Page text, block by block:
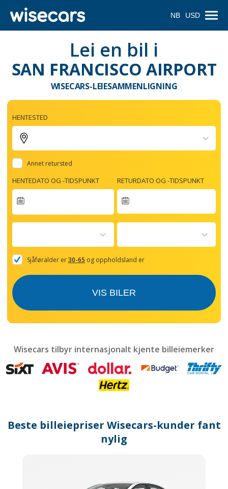
NB USD
Lei en bil i
SAN FRANCISCO AIRPORT
WISECARS-LEIESAMMENLIGNING
HENTESTED
Annet retursted
HENTEDATO OG -TIDSPUNKT
forward
with
the
and
mark
to
get
changing
RETURDATO OG -TIDSPUNKT
Sjåføralder er30-65 og oppholdsland er
VIS BILER
Wisecars tilbyr internasjonalt kjente billeiemerker
Beste billeiepriser Wisecars-kunder fant
nylig